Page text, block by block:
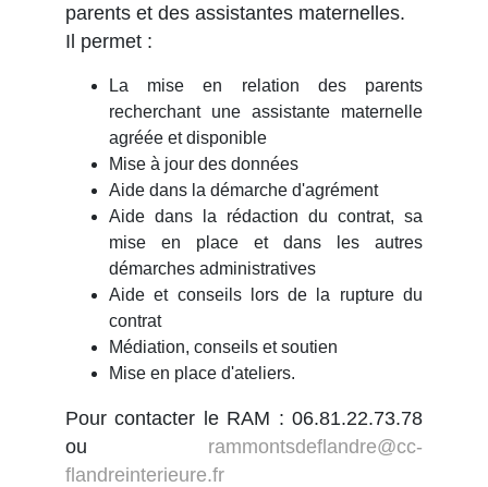
parents et des assistantes maternelles.
Il permet :
La mise en relation des parents
recherchant une assistante maternelle
agréée et disponible
Mise à jour des données
Aide dans la démarche d'agrément
Aide dans la rédaction du contrat, sa
mise en place et dans les autres
démarches administratives
Aide et conseils lors de la rupture du
contrat
Médiation, conseils et soutien
Mise en place d'ateliers.
Pour contacter le RAM : 06.81.22.73.78
ou rammontsdeflandre@cc-
flandreinterieure.fr